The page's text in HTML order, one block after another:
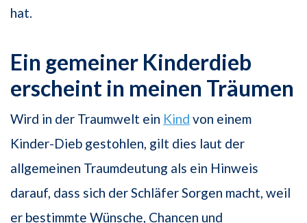
hat.
Ein gemeiner Kinderdieb
erscheint in meinen Träumen
Wird in der Traumwelt ein Kind von einem
Kinder-Dieb gestohlen, gilt dies laut der
allgemeinen Traumdeutung als ein Hinweis
darauf, dass sich der Schläfer Sorgen macht, weil
er bestimmte Wünsche, Chancen und